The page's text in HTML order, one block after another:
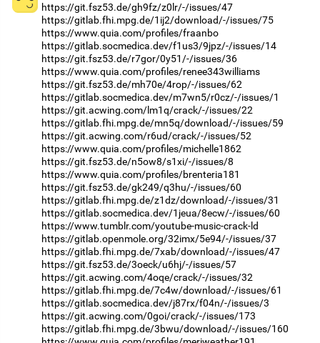
https://git.fsz53.de/gh9fz/z0lr/-/issues/47
https://gitlab.fhi.mpg.de/1ij2/download/-/issues/75
https://www.quia.com/profiles/fraanbo
https://gitlab.socmedica.dev/f1us3/9jpz/-/issues/14
https://git.fsz53.de/r7gor/0y51/-/issues/36
https://www.quia.com/profiles/renee343williams
https://git.fsz53.de/mh70e/4rop/-/issues/62
https://gitlab.socmedica.dev/m7wn5/r0cz/-/issues/1
https://git.acwing.com/lm1q/crack/-/issues/22
https://gitlab.fhi.mpg.de/mn5q/download/-/issues/59
https://git.acwing.com/r6ud/crack/-/issues/52
https://www.quia.com/profiles/michelle1862
https://git.fsz53.de/n5ow8/s1xi/-/issues/8
https://www.quia.com/profiles/brenteria181
https://git.fsz53.de/gk249/q3hu/-/issues/60
https://gitlab.fhi.mpg.de/z1dz/download/-/issues/31
https://gitlab.socmedica.dev/1jeua/8ecw/-/issues/60
https://www.tumblr.com/youtube-music-crack-ld
https://gitlab.openmole.org/32imx/5e94/-/issues/37
https://gitlab.fhi.mpg.de/7xab/download/-/issues/47
https://git.fsz53.de/3oeck/u6hj/-/issues/57
https://git.acwing.com/4oqe/crack/-/issues/32
https://gitlab.fhi.mpg.de/7c4w/download/-/issues/61
https://gitlab.socmedica.dev/j87rx/f04n/-/issues/3
https://git.acwing.com/0goi/crack/-/issues/173
https://gitlab.fhi.mpg.de/3bwu/download/-/issues/160